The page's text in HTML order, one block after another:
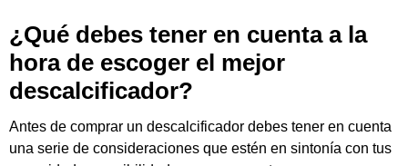
¿Qué debes tener en cuenta a la
hora de escoger el mejor
descalcificador?
Antes de comprar un descalcificador debes tener en cuenta
una serie de consideraciones que estén en sintonía con tus